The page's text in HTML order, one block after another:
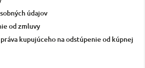
údajov
od zmluvy
kupujúceho na odstúpenie od kúpnej